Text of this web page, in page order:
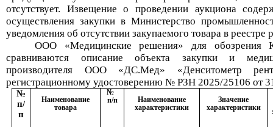
отсутствует. Извещение о проведении аукциона
осуществления закупки в Министерство
уведомления об отсутствии закупаемого товара в
ООО «Медицинские решения» для обозрения
сравниваются описание объекта закупки и
производителя
ООО «ДС.Мед» «Денситометр
регистрационному удостоверению № РЗН 2025/25106 от
№
п/
п
Наименование
товара
№
п/п
Наименование
характеристики
Значение
характеристики